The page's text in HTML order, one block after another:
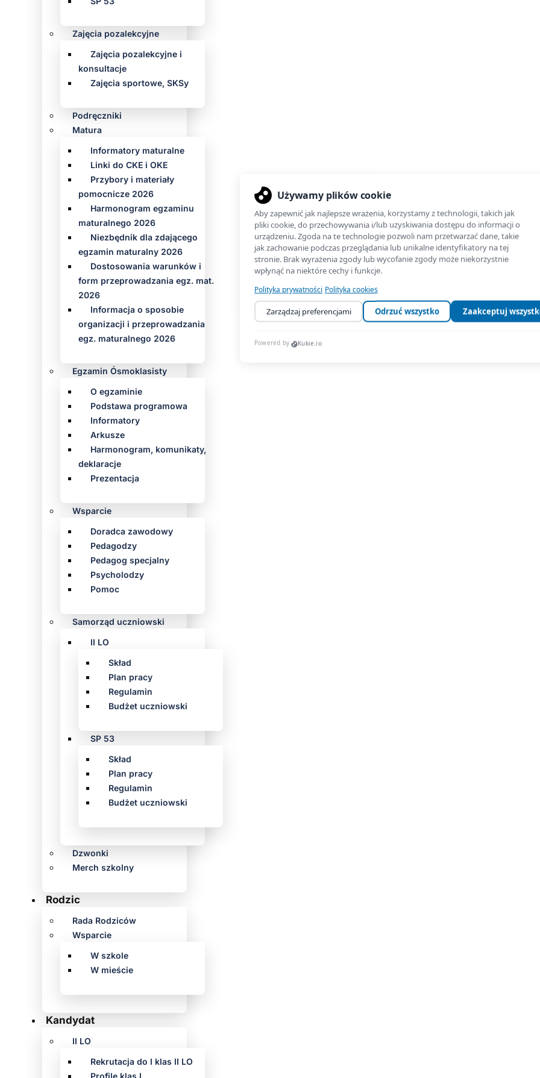
Zajęcia pozalekcyjne
Zajęcia pozalekcyjne i
konsultacje
Zajęcia sportowe, SKSy
Podręczniki
Matura
Informatory maturalne
Linki do CKE i OKE
Przybory i materiały
pomocnicze 2026
Harmonogram egzaminu
maturalnego 2026
Niezbędnik dla zdającego
egzamin maturalny 2026
Dostosowania warunków i
form przeprowadzania egz. mat.
2026
Informacja o sposobie
organizacji i przeprowadzania
egz. maturalnego 2026
Egzamin Ósmoklasisty
O egzaminie
Podstawa programowa
Informatory
Arkusze
Harmonogram, komunikaty,
deklaracje
Prezentacja
Wsparcie
Doradca zawodowy
Pedagodzy
Pedagog specjalny
Psycholodzy
Pomoc
Samorząd uczniowski
II LO
Skład
Plan pracy
Regulamin
Budżet uczniowski
SP 53
Skład
Plan pracy
Regulamin
Budżet uczniowski
Dzwonki
Merch szkolny
Rodzic
Rada Rodziców
Wsparcie
W szkole
W mieście
Kandydat
II LO
Rekrutacja do I klas II LO
Profile klas I